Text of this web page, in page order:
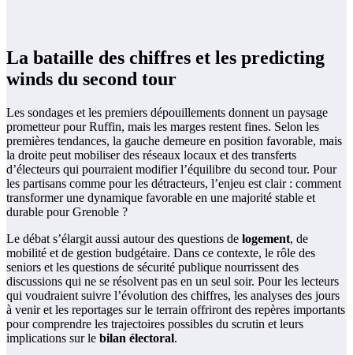
La bataille des chiffres et les predicting
winds du second tour
Les sondages et les premiers dépouillements donnent un paysage
prometteur pour Ruffin, mais les marges restent fines. Selon les
premières tendances, la gauche demeure en position favorable, mais
la droite peut mobiliser des réseaux locaux et des transferts
d’électeurs qui pourraient modifier l’équilibre du second tour. Pour
les partisans comme pour les détracteurs, l’enjeu est clair : comment
transformer une dynamique favorable en une majorité stable et
durable pour Grenoble ?
Le débat s’élargit aussi autour des questions de logement, de
mobilité et de gestion budgétaire. Dans ce contexte, le rôle des
seniors et les questions de sécurité publique nourrissent des
discussions qui ne se résolvent pas en un seul soir. Pour les lecteurs
qui voudraient suivre l’évolution des chiffres, les analyses des jours
à venir et les reportages sur le terrain offriront des repères importants
pour comprendre les trajectoires possibles du scrutin et leurs
implications sur le bilan électoral.